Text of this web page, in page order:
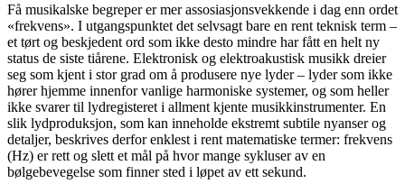
Få musikalske begreper er mer assosiasjonsvekkende i dag enn ordet
«frekvens». I utgangspunktet det selvsagt bare en rent teknisk term –
et tørt og beskjedent ord som ikke desto mindre har fått en helt ny
status de siste tiårene. Elektronisk og elektroakustisk musikk dreier
seg som kjent i stor grad om å produsere nye lyder – lyder som ikke
hører hjemme innenfor vanlige harmoniske systemer, og som heller
ikke svarer til lydregisteret i allment kjente musikkinstrumenter. En
slik lydproduksjon, som kan inneholde ekstremt subtile nyanser og
detaljer, beskrives derfor enklest i rent matematiske termer: frekvens
(Hz) er rett og slett et mål på hvor mange sykluser av en
bølgebevegelse som finner sted i løpet av ett sekund.